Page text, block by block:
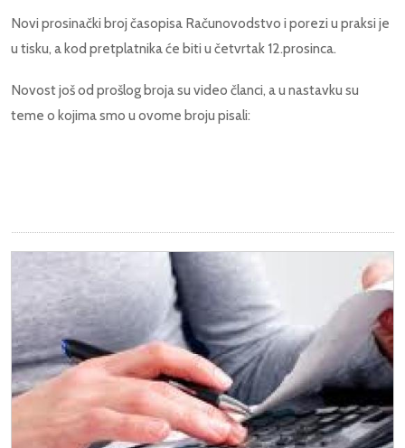
Novi prosinački broj časopisa Računovodstvo i porezi u praksi je
u tisku, a kod pretplatnika će biti u četvrtak 12.prosinca.
Novost još od prošlog broja su video članci, a u nastavku su
teme o kojima smo u ovome broju pisali: